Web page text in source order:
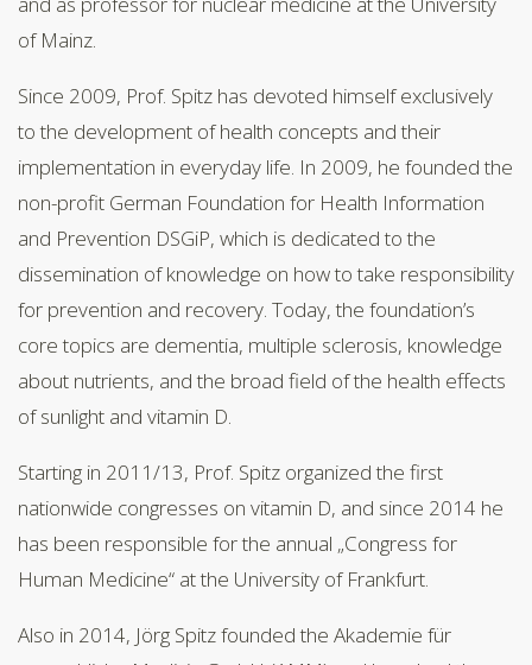
of Mainz.
Since 2009, Prof. Spitz has devoted himself exclusively
to the development of health concepts and their
implementation in everyday life. In 2009, he founded the
non-profit German Foundation for Health Information
and Prevention DSGiP, which is dedicated to the
dissemination of knowledge on how to take responsibility
for prevention and recovery. Today, the foundation’s
core topics are dementia, multiple sclerosis, knowledge
about nutrients, and the broad field of the health effects
of sunlight and vitamin D.
Starting in 2011/13, Prof. Spitz organized the first
nationwide congresses on vitamin D, and since 2014 he
has been responsible for the annual „Congress for
Human Medicine“ at the University of Frankfurt.
Also in 2014, Jörg Spitz founded the Akademie für